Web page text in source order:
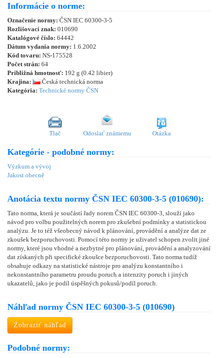
Informácie o norme:
Označenie normy: ČSN IEC 60300-3-5
Rozlišovací znak: 010690
Katalógové číslo: 64442
Dátum vydania normy: 1.6.2002
Kód tovaru: NS-175528
Počet strán: 64
Približná hmotnosť: 192 g (0.42 libier)
Krajina:
Česká technická norma
Kategória: Technické normy ČSN
Tlač Odoslať známemu Otázka
Kategórie - podobné normy:
Výzkum a vývoj
Jakost obecně
Anotácia textu normy ČSN IEC 60300-3-5 (010690):
Tato norma, která je součástí řady norem ČSN IEC 60300-3, slouží jako
návod pro volbu použitelných norem pro zkušební podmínky a statistickou
analýzu. Je to též všeobecný návod k plánování, provádění a analýze dat ze
zkoušek bezporuchovosti. Pomocí této normy je uživatel schopen zvolit jiné
normy, které jsou vhodné a nezbytné pro plánování, provádění a analyzování
dat získaných při specifické zkoušce bezporuchovosti. Tato norma tudíž
obsahuje odkazy na statistické nástroje pro analýzu konstantního i
nekonstantního parametru proudu poruch a intenzity poruch i jiných
ukazatelů, jako je podíl úspěšných pokusů/podíl poruch.
Náhľad normy ČSN IEC 60300-3-5 (010690)
Zobraziť náhľad
Podobné normy: